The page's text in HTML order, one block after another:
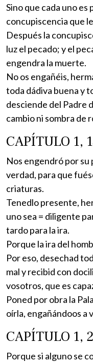
Sino que cada uno
concupiscencia que
Después la
luz el pecado; y el
engendra la muerte.
No os engañéis,
toda dádiva buena y
desciende del Padre
cambio ni sombra de
CAPÍTULO 1,
Nos engendró por su
verdad, para que
criaturas.
Tenedlo presente,
uno sea = diligente
tardo para la ira.
Porque la ira del
Por eso, desechad
mal y recibid con
vosotros, que es
Poned por obra la
oírla, engañándoos a
CAPÍTULO 1,
Porque si alguno se